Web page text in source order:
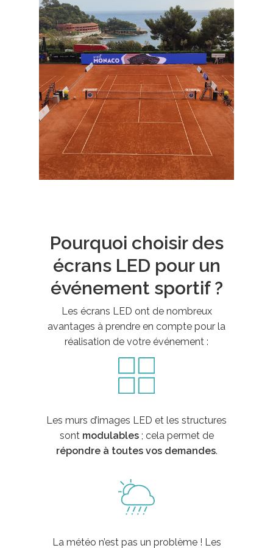
Pourquoi choisir des
écrans LED pour un
événement sportif ?
Les écrans LED ont de nombreux
avantages à prendre en compte pour la
réalisation de votre événement :
Les murs d’images LED et les structures
sont modulables; cela permet de
répondre à toutes vos demandes.
La météo n’est pas un problème ! Les